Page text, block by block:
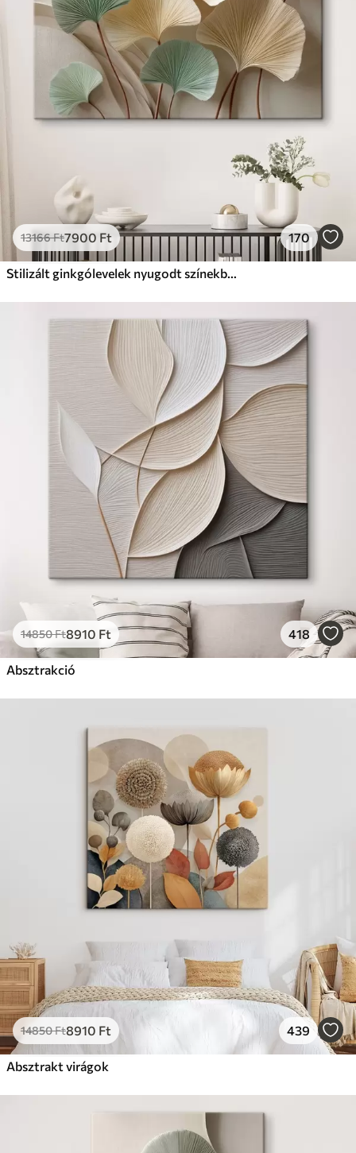
Prémium
Ft
Élénk, gazdag színek
Fakulásálló
✓Biztonságos, szagtalan tinta
Eco-Prémium
Tól12405Ft
✓Élénk, gazdag színek
✓Fakulásálló
Környezetbarát anyag
13166Ft7900 Ft 170
Stilizált ginkgólevelek nyugodt színekben
14850Ft8910 Ft 418
Absztrakció
14850Ft8910 Ft 439
Absztrakt virágok